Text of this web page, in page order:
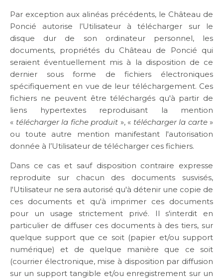
Par exception aux alinéas précédents, le Château de
Poncié autorise l’Utilisateur à télécharger sur le
disque dur de son ordinateur personnel, les
documents, propriétés du Château de Poncié qui
seraient éventuellement mis à la disposition de ce
dernier sous forme de fichiers électroniques
spécifiquement en vue de leur téléchargement. Ces
fichiers ne peuvent être téléchargés qu'à partir de
liens hypertextes reproduisant la mention
« télécharger la fiche produit », « télécharger la carte»
ou toute autre mention manifestant l'autorisation
donnée à l’Utilisateur de télécharger ces fichiers.
Dans ce cas et sauf disposition contraire expresse
reproduite sur chacun des documents susvisés,
l'Utilisateur ne sera autorisé qu'à détenir une copie de
ces documents et qu'à imprimer ces documents
pour un usage strictement privé. Il s'interdit en
particulier de diffuser ces documents à des tiers, sur
quelque support que ce soit (papier et/ou support
numérique) et de quelque manière que ce soit
(courrier électronique, mise à disposition par diffusion
sur un support tangible et/ou enregistrement sur un